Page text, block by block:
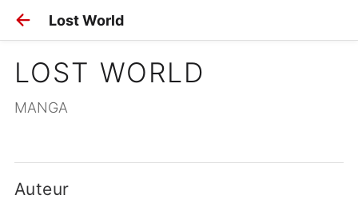
Lost World
LOST WORLD
MANGA
Auteur